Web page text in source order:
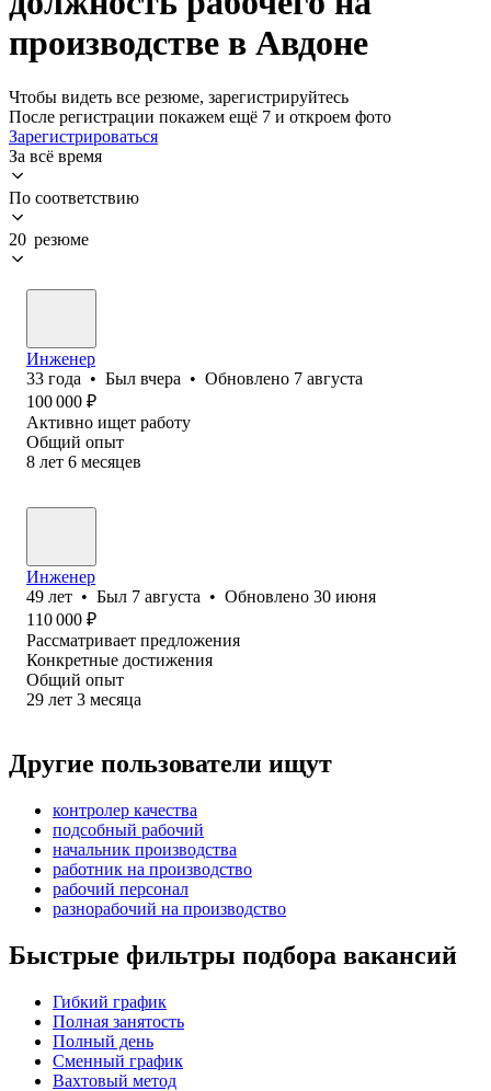
производстве в Авдоне
Чтобы видеть все резюме, зарегистрируйтесь
После регистрации покажем ещё 7 и откроем фото
Зарегистрироваться
За всё время
По соответствию
20 резюме
Инженер
33 года • Был вчера • Обновлено 7 августа
100 000 ₽
Активно ищет работу
Общий опыт
8 лет 6 месяцев
Инженер
49 лет • Был 7 августа • Обновлено 30 июня
110 000 ₽
Рассматривает предложения
Конкретные достижения
Общий опыт
29 лет 3 месяца
Другие пользователи ищут
контролер качества
подсобный рабочий
начальник производства
работник на производство
рабочий персонал
разнорабочий на производство
Быстрые фильтры подбора вакансий
Гибкий график
Полная занятость
Полный день
Сменный график
Вахтовый метод